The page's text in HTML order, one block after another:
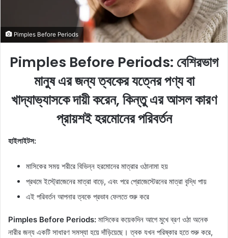
l
Pimples Before Periods
Pimples Before Periods: বেশিরভাগ
মানুষ এর জন্য ত্বকের যত্নের পণ্য বা
খাদ্যাভ্যাসকে দায়ী করেন, কিন্তু এর আসল কারণ
প্রায়শই হরমোনের পরিবর্তন
হাইলাইটস:
মাসিকের সময় শরীরে বিভিন্ন হরমোনের মাত্রার ওঠানামা হয়
প্রথমে ইস্ট্রোজেনের মাত্রা বাড়ে, এবং পরে প্রোজেস্টেরনের মাত্রা বৃদ্ধি পায়
এই পরিবর্তন আপনার ত্বকে প্রভাব ফেলতে শুরু করে
Pimples Before Periods: মাসিকের কয়েকদিন আগে মুখে ব্রণ ওঠা অনেক
নারীর জন্য একটি সাধারণ সমস্যা হয়ে দাঁড়িয়েছে। ত্বক যখন পরিষ্কার হতে শুরু করে,